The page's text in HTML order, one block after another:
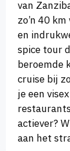
van
zo’n 40
en
spice tour
beroemde
cruise bij
je een
actiever?
aan het